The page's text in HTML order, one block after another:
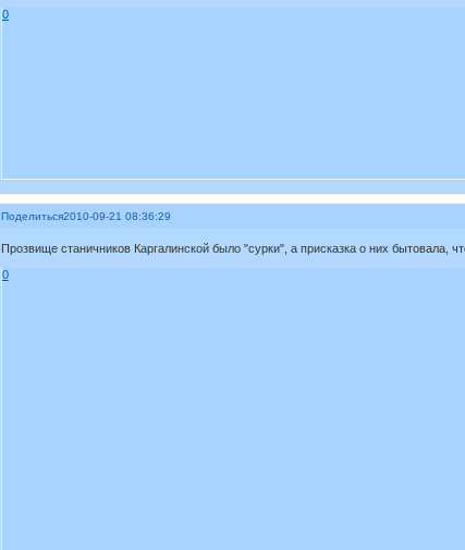
0
Поделиться2010-09-21 08:36:29
Прозвище станичников Каргалинской было "сурки", а присказка о них бытовала,
0